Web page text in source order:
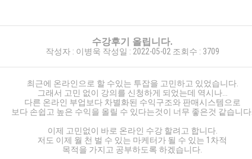
수강후기 올립니다.
작성자 : 이병욱 작성일 : 2022-05-02 조회수 : 3709
최근에 온라인으로 할 수있는 투잡을 고민하고 있었습니다.
그래서 고민 없이 강의를 신청하게 되었는데 역시나...
다른 온라인 부업보다 차별화된 수익구조와 판매시스템으로
보다 손쉽고 높은 수익을 올릴 수 있다는것이 너무 좋은것 같습니다.
이제 고민없이 바로 온라인 수강 할려고 합니다.
저도 이제 월 천 벌 수 있는 마케터가 될 수 있는 1차적
목적을 가지고 공부하도록 하겠습니다.